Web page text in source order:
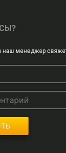
наш менеджер